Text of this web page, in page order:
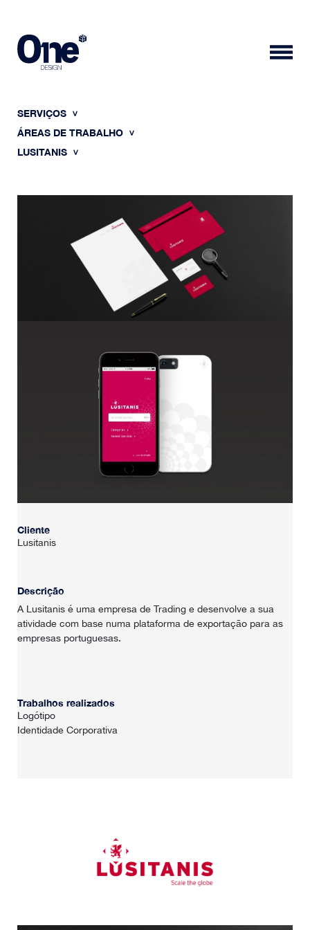
HOME
SOBRE NÓS
PORTFÓLIO
SERVIÇOS
ÁREAS DE TRABALHO
LUSITANIS
Cliente
Lusitanis
Descrição
A Lusitanis é uma empresa de Trading e desenvolve a sua
atividade com base numa plataforma de exportação para as
empresas portuguesas.
Trabalhos realizados
Logótipo
Identidade Corporativa